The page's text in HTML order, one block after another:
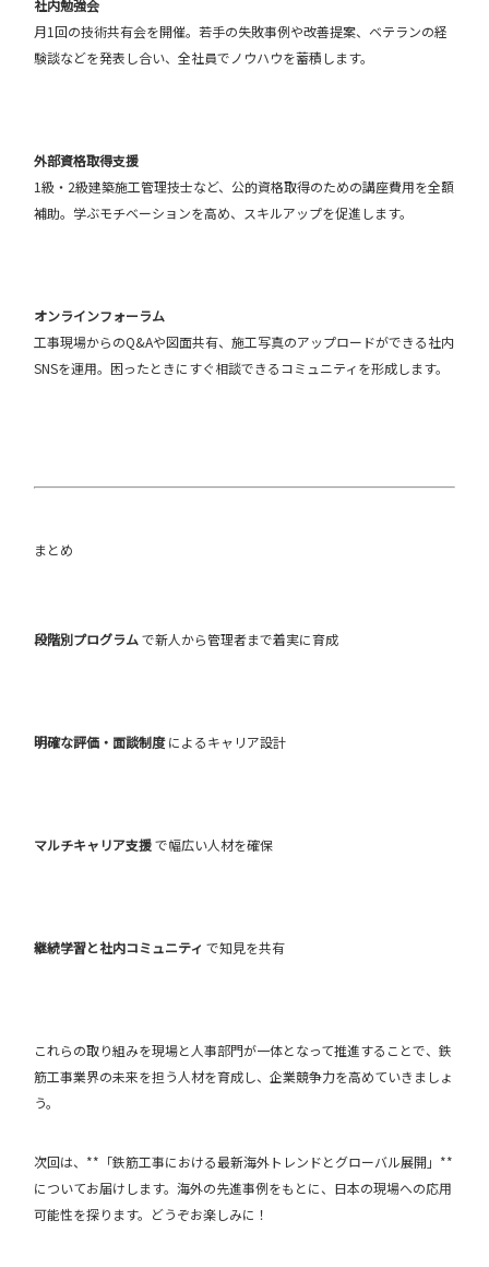
社内勉強会
月1回の技術共有会を開催。若手の失敗事例や改善提案、ベテランの経
験談などを発表し合い、全社員でノウハウを蓄積します。
外部資格取得支援
1級・2級建築施工管理技士など、公的資格取得のための講座費用を全額
補助。学ぶモチベーションを高め、スキルアップを促進します。
オンラインフォーラム
工事現場からのQ&Aや図面共有、施工写真のアップロードができる社内
SNSを運用。困ったときにすぐ相談できるコミュニティを形成します。
まとめ
段階別プログラムで新人から管理者まで着実に育成
明確な評価・面談制度によるキャリア設計
マルチキャリア支援で幅広い人材を確保
継続学習と社内コミュニティ で知見を共有
これらの取り組みを現場と人事部門が一体となって推進することで、鉄
筋工事業界の未来を担う人材を育成し、企業競争力を高めていきましょ
う。
次回は、**「鉄筋工事における最新海外トレンドとグローバル展開」**
についてお届けします。海外の先進事例をもとに、日本の現場への応用
可能性を探ります。どうぞお楽しみに！